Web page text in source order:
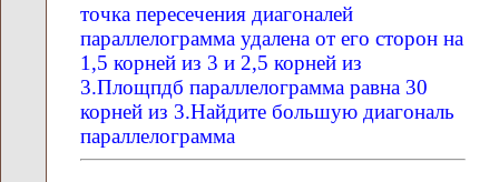
точка пересечения диагоналей
параллелограмма удалена от его сторон на
1,5 корней из 3 и 2,5 корней из
3.Площпдб параллелограмма равна 30
корней из 3.Найдите большую диагональ
параллелограмма